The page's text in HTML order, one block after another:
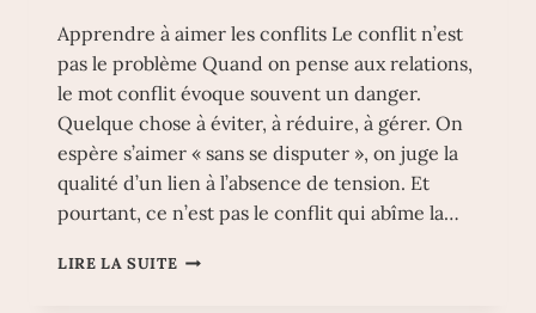
Apprendre à aimer les conflits Le conflit n’est
pas le problème Quand on pense aux relations,
le mot conflit évoque souvent un danger.
Quelque chose à éviter, à réduire, à gérer. On
espère s’aimer « sans se disputer », on juge la
qualité d’un lien à l’absence de tension. Et
pourtant, ce n’est pas le conflit qui abîme la…
LIRE LA SUITE APPRENDRE